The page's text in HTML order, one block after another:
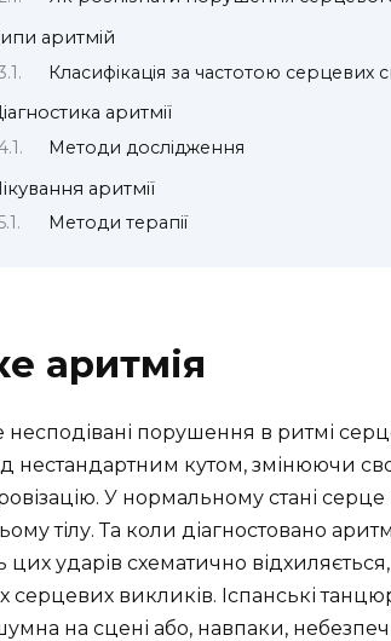
аритмій
Класифікація за частотою серцевих
аритмії
Методи дослідження
аритмії
Методи терапії
аритмія
порушення в ритмі
нестандартним кутом, змінюючи
У нормальному стані серце
тілу. Та коли діагностовано
цих ударів схематично
серцевих викликів. Іспанські
на сцені або, навпаки,